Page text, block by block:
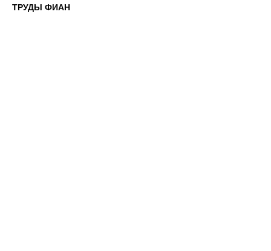
ТРУДЫ ФИАН